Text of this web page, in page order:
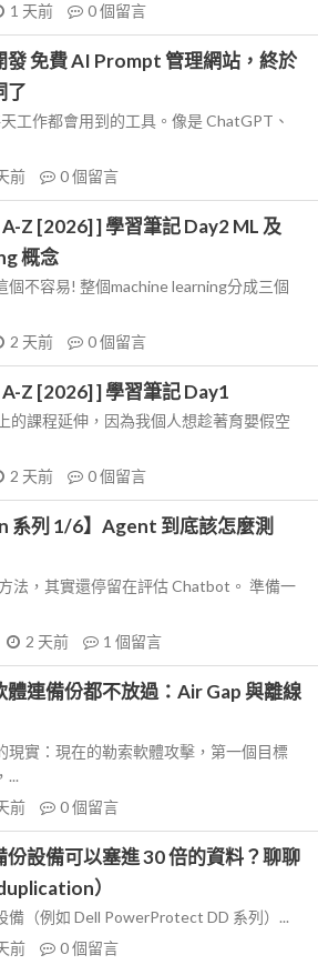
1 天前 0個留言
發 免費 AI Prompt 管理網站，終於
了
工作都會用到的工具。像是 ChatGPT、
前 0個留言
Z [2026] ] 學習筆記 Day2 ML 及
概念
個不容易! 整個machine learning分成三個
2 天前 0個留言
Z [2026] ] 學習筆記 Day1
的課程延伸，因為我個人想趁著育嬰假空
2 天前 0個留言
系列 1/6】Agent 到底該怎麼測
法，其實還停留在評估 Chatbot。 準備一
2 天前 1 個留言
連備份都不放過：Air Gap 與離線
現實：現在的勒索軟體攻擊，第一個目標
...
前 0個留言
設備可以塞進 30 倍的資料？聊聊
）
備（例如 Dell PowerProtect DD 系列）...
前 0個留言